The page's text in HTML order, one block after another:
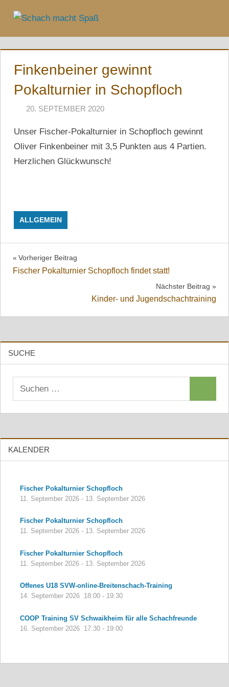
Inhalt
springen
Finkenbeiner gewinnt
Pokalturnier in Schopfloch
20. SEPTEMBER 2020
Unser Fischer-Pokalturnier in Schopfloch gewinnt
Oliver Finkenbeiner mit 3,5 Punkten aus 4 Partien.
Herzlichen Glückwunsch!
ALLGEMEIN
Beitragsnavigation
Vorheriger Beitrag
Fischer Pokalturnier Schopfloch findet statt!
Nächster Beitrag
Kinder- und Jugendschachtraining
SUCHE
KALENDER
Fischer Pokalturnier Schopfloch
11. September 2026 - 13. September 2026
Fischer Pokalturnier Schopfloch
11. September 2026 - 13. September 2026
Fischer Pokalturnier Schopfloch
11. September 2026 - 13. September 2026
Offenes U18 SVW-online-Breitenschach-Training
14. September 2026 18:00 - 19:30
COOP Training SV Schwaikheim für alle Schachfreunde
16. September 2026 17:30 - 19:00